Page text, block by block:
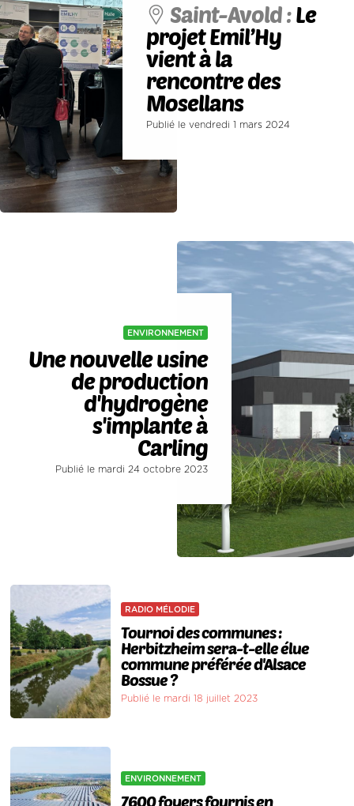
Saint-Avold :Le
projet Emil’Hy
vient à la
rencontre des
Mosellans
Publié le vendredi 1 mars 2024
ENVIRONNEMENT
Une nouvelle usine
de production
d'hydrogène
s'implante à
Carling
Publié le mardi 24 octobre 2023
RADIO MÉLODIE
Tournoi des communes :
Herbitzheim sera-t-elle élue
commune préférée d'Alsace
Bossue ?
Publié le mardi 18 juillet 2023
ENVIRONNEMENT
7600 foyers fournis en